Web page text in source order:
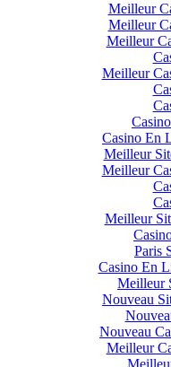
Meilleur
Meilleur
Meilleur
Meilleur
Casino En
Meilleur
Meilleur
Meilleur
Paris
Casino En
Meilleur
Nouveau
Nouveau
Meilleur